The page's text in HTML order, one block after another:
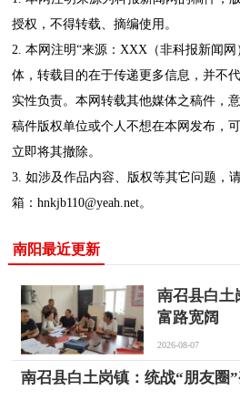
授权，不得转载、摘编使用。
2. 本网注明“来源：XXX（非科报新闻
体，转载目的在于传递更多信息，并不
实性负责。本网转载其他媒体之稿件，
稿件版权单位或个人不想在本网发布，
立即将其撤除。
3. 如涉及作品内容、版权等其它问题，
箱：hnkjb110@yeah.net。
南阳最近更新
南召县白土
富路宽阔
2026-08-07
南召县白土岗镇：统战“朋友圈